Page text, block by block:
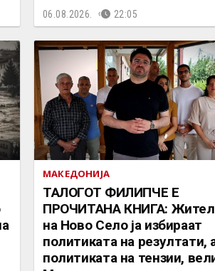
06.08.2026. 22:05
МАКЕДОНИЈА
ТАЛОГОТ ФИЛИПЧЕ Е
ПРОЧИТАНА КНИГА:
на Ново Село ја избираат
политиката на резултати,
политиката на тензии,